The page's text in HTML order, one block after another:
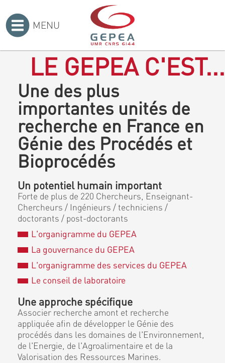
MENU
LE GEPEA C'EST...
Une des plus
importantes unités de
recherche en France en
Génie des Procédés et
Bioprocédés
Un potentiel humain important
Forte de plus de 220 Chercheurs, Enseignant-
Chercheurs / Ingénieurs / techniciens /
doctorants / post-doctorants
L'organigramme du GEPEA
La gouvernance du GEPEA
L'organigramme des services du GEPEA
Le conseil de laboratoire
Une approche spécifique
Associer recherche amont et recherche
appliquée afin de développer le Génie des
procédés dans les domaines de l'Environnement,
de l'Energie, de l'Agroalimentaire et de la
Valorisation des Ressources Marines.